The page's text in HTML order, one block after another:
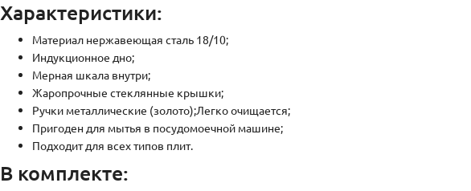
Характеристики:
Материал нержавеющая сталь 18/10;
Индукционное дно;
Мерная шкала внутри;
Жаропрочные стеклянные крышки;
Ручки металлические (золото);Легко очищается;
Пригоден для мытья в посудомоечной машине;
Подходит для всех типов плит.
В комплекте: